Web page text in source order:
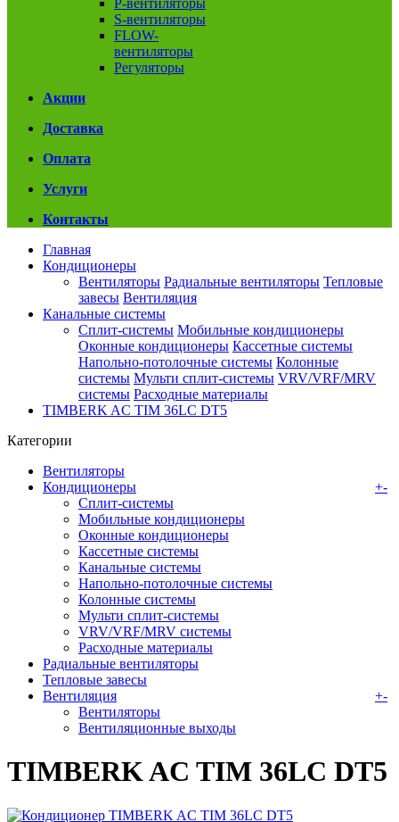
P-вентиляторы
S-вентиляторы
FLOW-
вентиляторы
Регуляторы
Акции
Доставка
Оплата
Услуги
Контакты
Главная
Кондиционеры
Вентиляторы Радиальные вентиляторы Тепловые
завесы Вентиляция
Канальные системы
Сплит-системы Мобильные кондиционеры
Оконные кондиционеры Кассетные системы
Напольно-потолочные системы Колонные
системы Мульти сплит-системы VRV/VRF/MRV
системы Расходные материалы
TIMBERK AC TIM 36LC DT5
Категории
Вентиляторы
Кондиционеры
+-
Сплит-системы
Мобильные кондиционеры
Оконные кондиционеры
Кассетные системы
Канальные системы
Напольно-потолочные системы
Колонные системы
Мульти сплит-системы
VRV/VRF/MRV системы
Расходные материалы
Радиальные вентиляторы
Тепловые завесы
Вентиляция
+-
Вентиляторы
Вентиляционные выходы
TIMBERK AC TIM 36LC DT5